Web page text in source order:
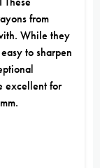
from
While they
to sharpen
excellent for